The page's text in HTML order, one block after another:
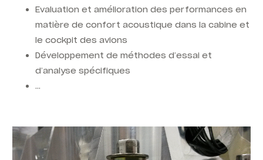
Evaluation et amélioration des performances en
matière de confort acoustique dans la cabine et
le cockpit des avions
Développement de méthodes d’essai et
d’analyse spécifiques
…